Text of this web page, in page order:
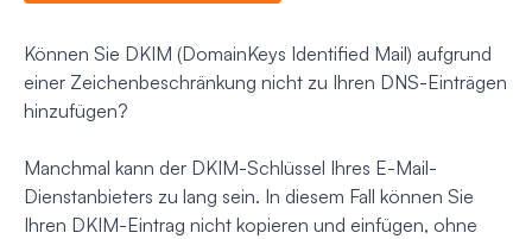
Können Sie DKIM (DomainKeys Identified Mail) aufgrund
einer Zeichenbeschränkung nicht zu Ihren DNS-Einträgen
hinzufügen?
Manchmal kann der DKIM-Schlüssel Ihres E-Mail-
Dienstanbieters zu lang sein. In diesem Fall können Sie
Ihren DKIM-Eintrag nicht kopieren und einfügen, ohne